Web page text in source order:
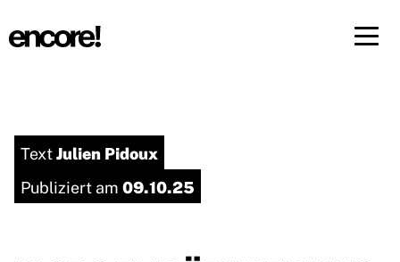
TextJulien Pidoux
Publiziert am 09.10.25